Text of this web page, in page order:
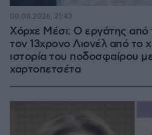
Χόρχε Μέσι: Ο εργάτης από
τον 13χρονο Λιονέλ από το
ιστορία του ποδοσφαίρου
χαρτοπετσέτα
08.08.2026, 21:43